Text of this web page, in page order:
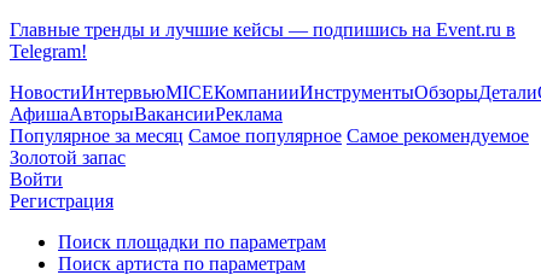
Главные тренды и лучшие кейсы — подпишись на Event.ru в
Telegram!
НовостиИнтервьюMICEКомпанииИнструментыОбзорыДетали
АфишаАвторыВакансииРеклама
Популярное за месяц Самое популярное Самое рекомендуемое
Золотой запас
Войти
Регистрация
Поиск площадки по параметрам
Поиск артиста по параметрам